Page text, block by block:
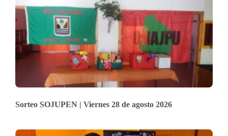
Sorteo SOJUPEN | Viernes 28 de agosto 2026